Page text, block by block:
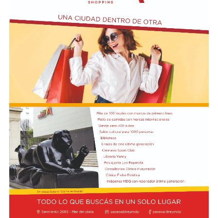
rescate y protección civil trabajan coordinados para
asegurar zonas peligrosas y asistir a los vecinos, en
tanto la población permanece expectante por posibles